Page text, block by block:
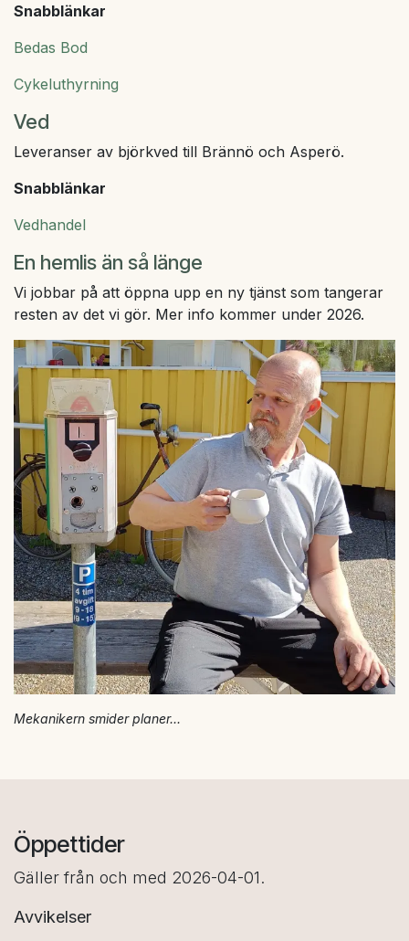
Snabblänkar
Bedas Bod
Cykeluthyrning
Ved
Leveranser av björkved till Brännö och Asperö.
Snabblänkar
Vedhandel
En hemlis än så länge
Vi jobbar på att öppna upp en ny tjänst som tangerar
resten av det vi gör. Mer info kommer under 2026.
Mekanikern smider planer...
Öppettider
Gäller från och med 2026-04-01.
Avvikelser